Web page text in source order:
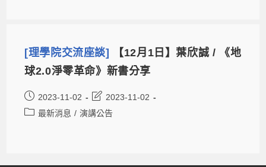
[理學院交流座談]
【12月1日】葉欣誠 / 《地
球2.0淨零革命》新書分享
2023-11-02
2023-11-02
最新消息 / 演講公告